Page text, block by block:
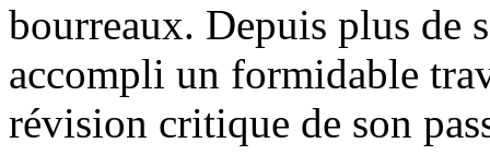
bourreaux. Depuis plus de
accompli un formidable
révision critique de son